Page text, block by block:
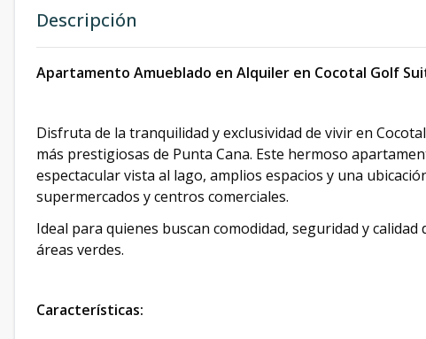
Descripción
Apartamento Amueblado en Alquiler en Cocotal Golf
Disfruta de la tranquilidad y exclusividad de vivir en
más prestigiosas de Punta Cana. Este hermoso
espectacular vista al lago, amplios espacios y una
supermercados y centros comerciales.
Ideal para quienes buscan comodidad, seguridad y
áreas verdes.
Características: